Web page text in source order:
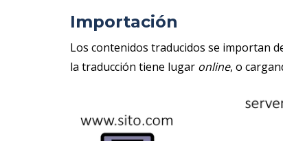
Importación
Los contenidos traducidos se importan
la traducción tiene lugar online, o